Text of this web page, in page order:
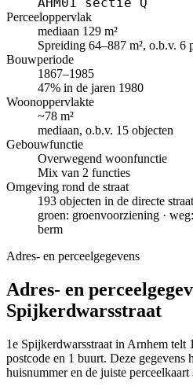
AHM01 sectie Q
Perceeloppervlak
mediaan 129 m²
Spreiding 64–887 m², o.b.v. 6
Bouwperiode
1867–1985
47% in de jaren 1980
Woonoppervlakte
~78 m²
mediaan, o.b.v. 15 objecten
Gebouwfunctie
Overwegend woonfunctie
Mix van 2 functies
Omgeving rond de straat
193 objecten in de directe
groen: groenvoorziening ·
berm
Adres- en perceelgegevens
Adres- en
Spijkerdwarsstraat
1e Spijkerdwarsstraat in Arnhem telt
postcode en 1 buurt. Deze gegevens
huisnummer en de juiste